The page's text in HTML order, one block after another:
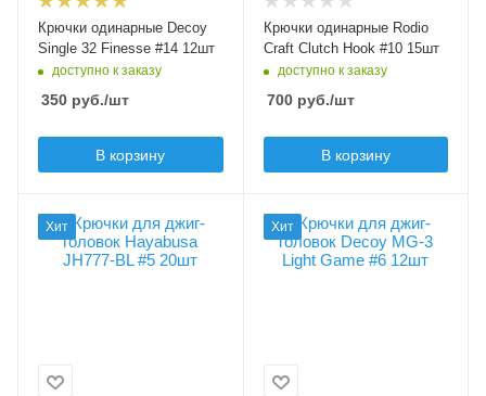
черный
Бородка
с бородкой
Крючки одинарные Decoy
Single 32 Finesse #14 12шт
доступно к заказу
350 руб./шт
В корзину
темно-серый
Бородка
безбородые
Крючки одинарные Rodio
Craft Clutch Hook #10 15шт
доступно к заказу
700руб./шт
В корзину
Хит
Модель крючков
Hayabusa JH777-BL
Цвет крючка
Хит
Модель крючков
Decoy MG-3 Light
Game
12